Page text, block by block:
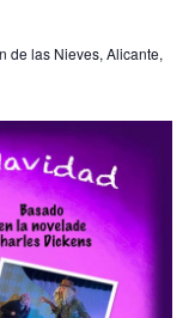
de las Nieves, Alicante,